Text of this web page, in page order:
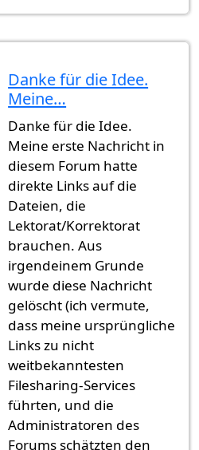
auch Abschnitte…
Danke für die Idee.
Meine…
Danke für die Idee.
Meine erste Nachricht in
diesem Forum hatte
direkte Links auf die
Dateien, die
Lektorat/Korrektorat
brauchen. Aus
irgendeinem Grunde
wurde diese Nachricht
gelöscht (ich vermute,
dass meine ursprüngliche
Links zu nicht
weitbekanntesten
Filesharing-Services
führten, und die
Administratoren des
Forums schätzten den